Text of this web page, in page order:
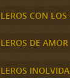
CON LOS
DE AMOR